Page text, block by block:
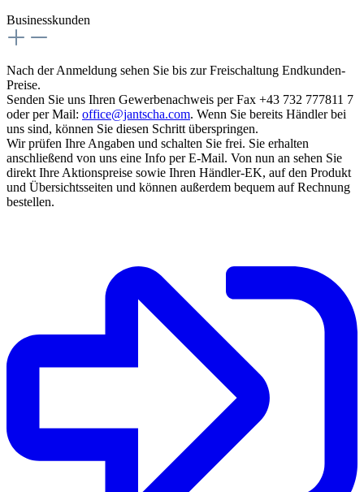
Businesskunden
Nach der Anmeldung sehen Sie bis zur Freischaltung Endkunden-
Preise.
Senden Sie uns Ihren Gewerbenachweis per Fax +43 732 777811 7
oder per Mail: office@jantscha.com. Wenn Sie bereits Händler bei
uns sind, können Sie diesen Schritt überspringen.
Wir prüfen Ihre Angaben und schalten Sie frei. Sie erhalten
anschließend von uns eine Info per E-Mail. Von nun an sehen Sie
direkt Ihre Aktionspreise sowie Ihren Händler-EK, auf den Produkt
und Übersichtsseiten und können außerdem bequem auf Rechnung
bestellen.